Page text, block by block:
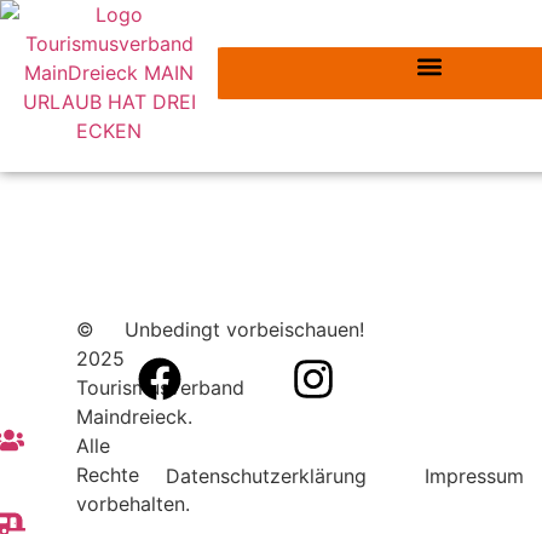
©
2025
Tourismusverband
Maindreieck.
Alle
Rechte
vorbehalten.
Unbedingt vorbeischauen!
Datenschutzerklärung Impressum